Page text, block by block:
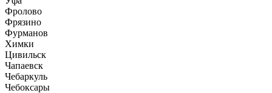
Фролово
Фрязино
Фурманов
Химки
Цивильск
Чапаевск
Чебаркуль
Чебоксары